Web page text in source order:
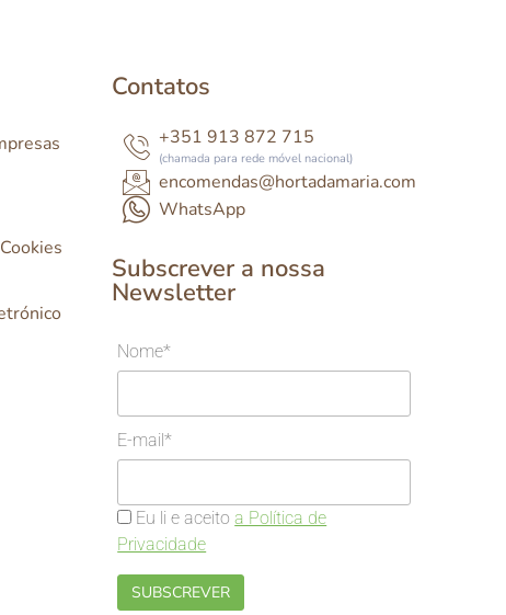
Contatos
+351 913 872 715
(chamada para rede móvel nacional)
encomendas@hortadamaria.com
WhatsApp
Subscrever a nossa
Newsletter
Nome*
E-mail*
Eu li e aceitoa Política de
Privacidade